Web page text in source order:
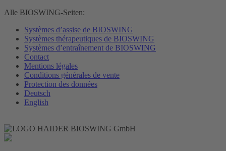
Alle BIOSWING-Seiten:
Systèmes d’assise de BIOSWING
Systèmes thérapeutiques de BIOSWING
Systèmes d’entraînement de BIOSWING
Contact
Mentions légales
Conditions générales de vente
Protection des données
Deutsch
English